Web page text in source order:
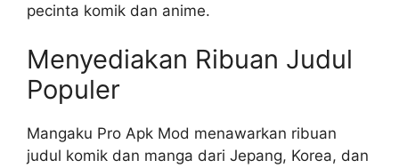
pecinta komik dan anime.
Menyediakan Ribuan Judul
Populer
Mangaku Pro Apk Mod menawarkan ribuan
judul komik dan manga dari Jepang, Korea, dan